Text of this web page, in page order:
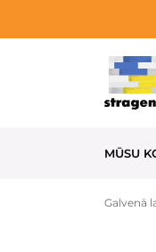
MŪSU
Galvenā